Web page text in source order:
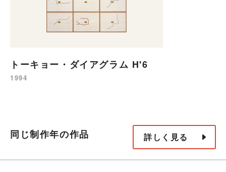
トーキョー・ダイアグラム H'6
1994
同じ制作年の作品 詳しく見る